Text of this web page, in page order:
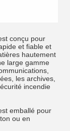
conçu pour
et fiable et
hautement
large gamme
les archives,
incendie
emballé pour
ou en